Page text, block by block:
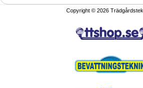
Copyright © 2026